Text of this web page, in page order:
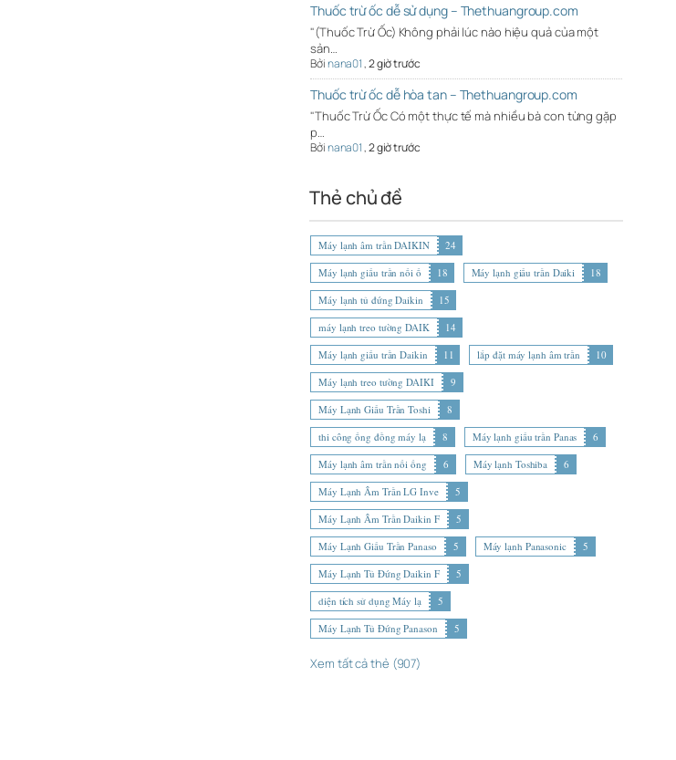
Thuốc trừ ốc dễ sử dụng – Thethuangroup.com
"(Thuốc Trừ Ốc) Không phải lúc nào hiệu quả của một
sản…
Bởinana01,2 giờ trước
Thuốc trừ ốc dễ hòa tan – Thethuangroup.com
"Thuốc Trừ Ốc Có một thực tế mà nhiều bà con từng gặp
p…
Bởinana01,2 giờ trước
Thẻ chủ đề
Máy lạnh âm trần DAIKIN
24
Máy lạnh giấu trần nối ố
18 Máy lạnh giấu trần Daiki
18
Máy lạnh tủ đứng Daikin
15
máy lạnh treo tường DAIK
14
Máy lạnh giấu trần Daikin
11 lắp đặt máy lạnh âm trần
10
Máy lạnh treo tường DAIKI
9
Máy Lạnh Giấu Trần Toshi
8
thi công ống đồng máy lạ
8 Máy lạnh giấu trần Panas
6
Máy lạnh âm trần nối ống
6 Máy lạnh Toshiba
6
Máy Lạnh Âm Trần LG Inve
5
Máy Lạnh Âm Trần Daikin F
5
Máy Lạnh Giấu Trần Panaso
5 Máy lạnh Panasonic
5
Máy Lạnh Tủ Đứng Daikin F
5
diện tích sử dụng Máy lạ
5
Máy Lạnh Tủ Đứng Panason
5
Xem tất cả thẻ (907)